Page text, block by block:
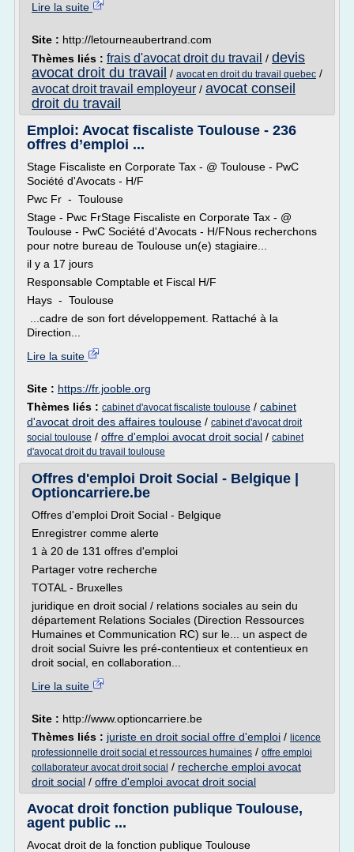
Lire la suite
Site : http://letourneaubertrand.com
Thèmes liés : frais d'avocat droit du travail / devis
avocat droit du travail / avocat en droit du travail quebec /
avocat droit travail employeur / avocat conseil
droit du travail
Emploi: Avocat fiscaliste Toulouse - 236
offres d’emploi ...
Stage Fiscaliste en Corporate Tax - @ Toulouse - PwC
Société d'Avocats - H/F
Pwc Fr - Toulouse
Stage - Pwc FrStage Fiscaliste en Corporate Tax - @
Toulouse - PwC Société d'Avocats - H/FNous recherchons
pour notre bureau de Toulouse un(e) stagiaire...
il y a 17 jours
Responsable Comptable et Fiscal H/F
Hays - Toulouse
...cadre de son fort développement. Rattaché à la
Direction...
Lire la suite
Site : https://fr.jooble.org
Thèmes liés : cabinet d'avocat fiscaliste toulouse / cabinet
d'avocat droit des affaires toulouse / cabinet d'avocat droit
social toulouse / offre d'emploi avocat droit social / cabinet
d'avocat droit du travail toulouse
Offres d'emploi Droit Social - Belgique |
Optioncarriere.be
Offres d'emploi Droit Social - Belgique
Enregistrer comme alerte
1 à 20 de 131 offres d'emploi
Partager votre recherche
TOTAL - Bruxelles
juridique en droit social / relations sociales au sein du
département Relations Sociales (Direction Ressources
Humaines et Communication RC) sur le... un aspect de
droit social Suivre les pré-contentieux et contentieux en
droit social, en collaboration...
Lire la suite
Site : http://www.optioncarriere.be
Thèmes liés : juriste en droit social offre d'emploi / licence
professionnelle droit social et ressources humaines / offre emploi
collaborateur avocat droit social / recherche emploi avocat
droit social / offre d'emploi avocat droit social
Avocat droit fonction publique Toulouse,
agent public ...
Avocat droit de la fonction publique Toulouse